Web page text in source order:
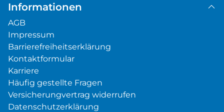
Informationen
AGB
Impressum
Barrierefreiheitserklärung
Kontaktformular
Karriere
Häufig gestellte Fragen
Versicherungvertrag widerrufen
Datenschutzerklärung